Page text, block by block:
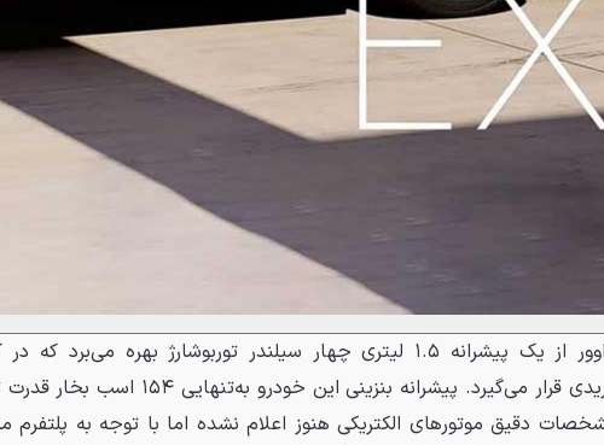
این کراس‌اوور از یک پیشرانه ۱.۵ لیتری چهار سیلندر توربوشارژ بهره
پلاگین‌هیبریدی قرار می‌گیرد. پیشرانه بنزینی این